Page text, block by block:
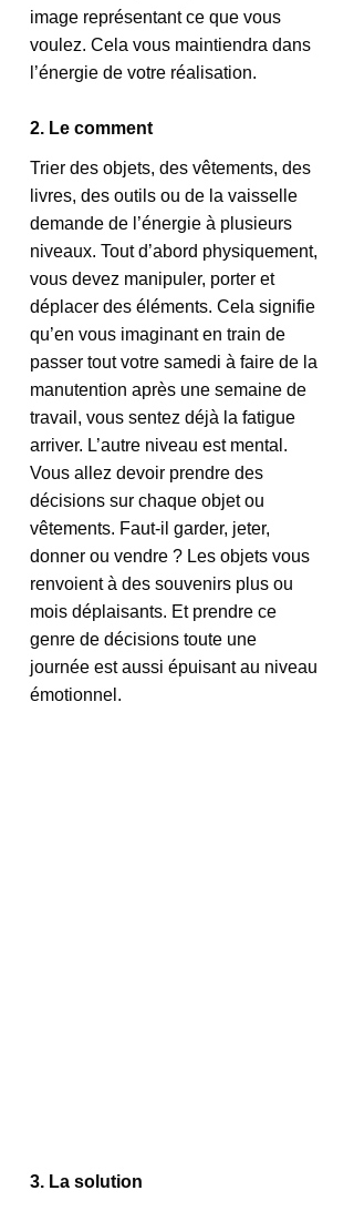
image représentant ce que vous
voulez. Cela vous maintiendra dans
l’énergie de votre réalisation.
2. Le comment
Trier des objets, des vêtements, des
livres, des outils ou de la vaisselle
demande de l’énergie à plusieurs
niveaux. Tout d’abord physiquement,
vous devez manipuler, porter et
déplacer des éléments. Cela signifie
qu’en vous imaginant en train de
passer tout votre samedi à faire de la
manutention après une semaine de
travail, vous sentez déjà la fatigue
arriver. L’autre niveau est mental.
Vous allez devoir prendre des
décisions sur chaque objet ou
vêtements. Faut-il garder, jeter,
donner ou vendre ? Les objets vous
renvoient à des souvenirs plus ou
mois déplaisants. Et prendre ce
genre de décisions toute une
journée est aussi épuisant au niveau
émotionnel.
3. La solution